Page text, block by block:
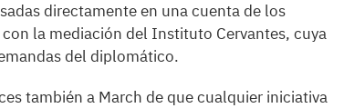
directamente en una cuenta de los
la mediación del Instituto Cervantes, cuya
del diplomático.
también a March de que cualquier iniciativa